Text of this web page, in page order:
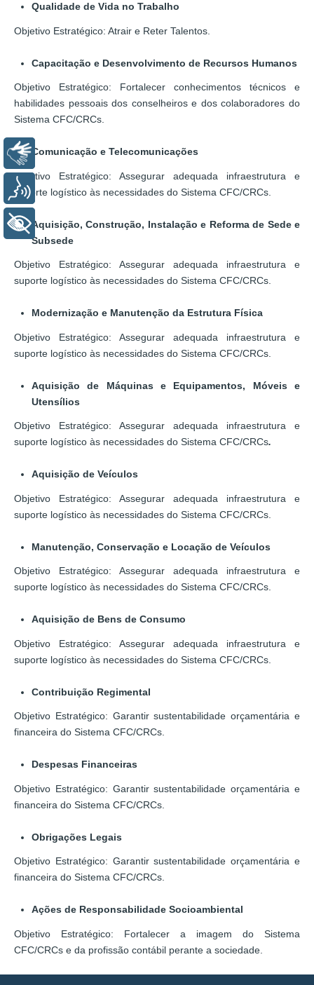
Qualidade de Vida no Trabalho
Objetivo Estratégico: Atrair e Reter Talentos.
Capacitação e Desenvolvimento de Recursos Humanos
Objetivo Estratégico: Fortalecer conhecimentos técnicos e
habilidades pessoais dos conselheiros e dos colaboradores do
Sistema CFC/CRCs.
Comunicação e Telecomunicações
Objetivo Estratégico: Assegurar adequada infraestrutura e
suporte logístico às necessidades do Sistema CFC/CRCs.
Aquisição, Construção, Instalação e Reforma de Sede e
Subsede
Objetivo Estratégico: Assegurar adequada infraestrutura e
suporte logístico às necessidades do Sistema CFC/CRCs.
Modernização e Manutenção da Estrutura Física
Objetivo Estratégico: Assegurar adequada infraestrutura e
suporte logístico às necessidades do Sistema CFC/CRCs.
Aquisição de Máquinas e Equipamentos, Móveis e
Utensílios
Objetivo Estratégico: Assegurar adequada infraestrutura e
suporte logístico às necessidades do Sistema CFC/CRCs.
Aquisição de Veículos
Objetivo Estratégico: Assegurar adequada infraestrutura e
suporte logístico às necessidades do Sistema CFC/CRCs.
Manutenção, Conservação e Locação de Veículos
Objetivo Estratégico: Assegurar adequada infraestrutura e
suporte logístico às necessidades do Sistema CFC/CRCs.
Aquisição de Bens de Consumo
Objetivo Estratégico: Assegurar adequada infraestrutura e
suporte logístico às necessidades do Sistema CFC/CRCs.
Contribuição Regimental
Objetivo Estratégico: Garantir sustentabilidade orçamentária e
financeira do Sistema CFC/CRCs.
Despesas Financeiras
Objetivo Estratégico: Garantir sustentabilidade orçamentária e
financeira do Sistema CFC/CRCs.
Obrigações Legais
Objetivo Estratégico: Garantir sustentabilidade orçamentária e
financeira do Sistema CFC/CRCs.
Ações de Responsabilidade Socioambiental
Objetivo Estratégico: Fortalecer a imagem do Sistema
CFC/CRCs e da profissão contábil perante a sociedade.
Libras
Voz
+ Acessibilidade